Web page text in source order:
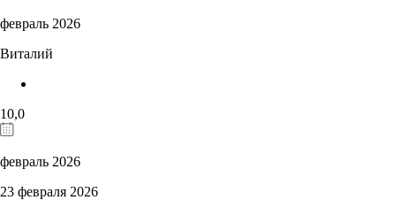
февраль 2026
Виталий
10,0
февраль 2026
23 февраля 2026